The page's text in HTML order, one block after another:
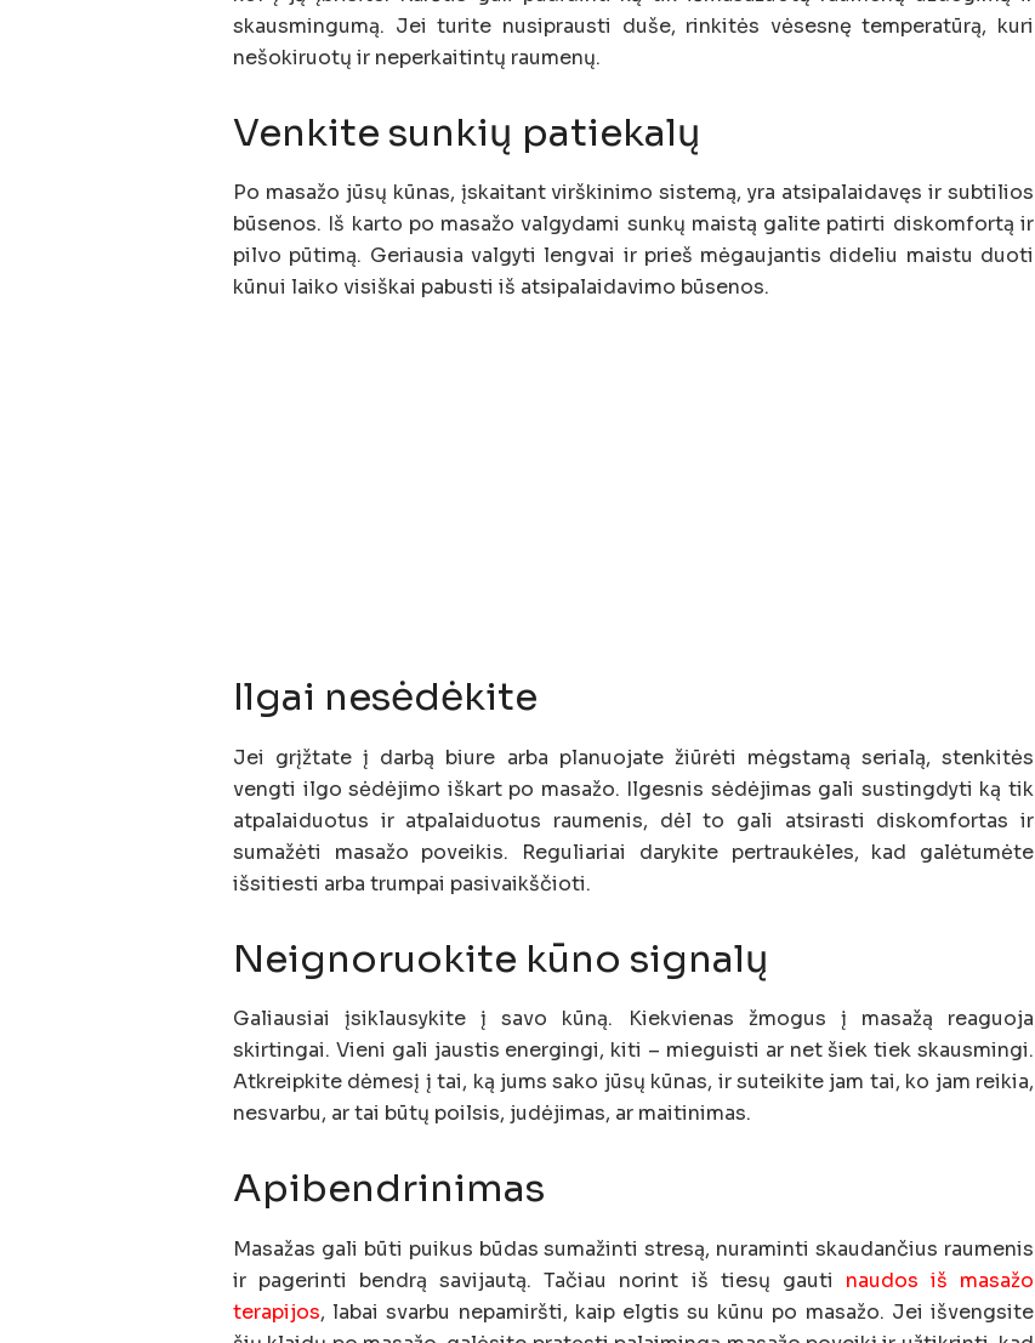
skausmingumą. Jei turite nusiprausti duše, rinkitės vėsesnę temperatūrą, kuri
nešokiruotų ir neperkaitintų raumenų.
Venkite sunkių patiekalų
Po masažo jūsų kūnas, įskaitant virškinimo sistemą, yra atsipalaidavęs ir subtilios
būsenos. Iš karto po masažo valgydami sunkų maistą galite patirti diskomfortą ir
pilvo pūtimą. Geriausia valgyti lengvai ir prieš mėgaujantis dideliu maistu duoti
kūnui laiko visiškai pabusti iš atsipalaidavimo būsenos.
Ilgai nesėdėkite
Jei grįžtate į darbą biure arba planuojate žiūrėti mėgstamą serialą, stenkitės
vengti ilgo sėdėjimo iškart po masažo. Ilgesnis sėdėjimas gali sustingdyti ką tik
atpalaiduotus ir atpalaiduotus raumenis, dėl to gali atsirasti diskomfortas ir
sumažėti masažo poveikis. Reguliariai darykite pertraukėles, kad galėtumėte
išsitiesti arba trumpai pasivaikščioti.
Neignoruokite kūno signalų
Galiausiai įsiklausykite į savo kūną. Kiekvienas žmogus į masažą reaguoja
skirtingai. Vieni gali jaustis energingi, kiti – mieguisti ar net šiek tiek skausmingi.
Atkreipkite dėmesį į tai, ką jums sako jūsų kūnas, ir suteikite jam tai, ko jam reikia,
nesvarbu, ar tai būtų poilsis, judėjimas, ar maitinimas.
Apibendrinimas
Masažas gali būti puikus būdas sumažinti stresą, nuraminti skaudančius raumenis
ir pagerinti bendrą savijautą. Tačiau norint iš tiesų gauti naudos iš masažo
terapijos, labai svarbu nepamiršti, kaip elgtis su kūnu po masažo. Jei išvengsite